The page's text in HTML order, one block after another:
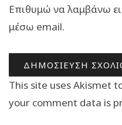
Επιθυμώ να λαμβάνω
μέσω email.
This site uses Akismet
your comment data is